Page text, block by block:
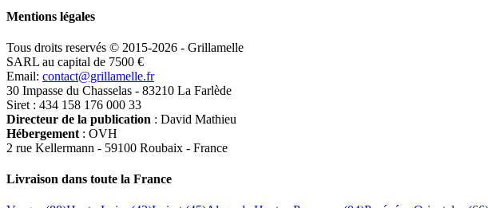
Mentions légales
Tous droits reservés © 2015-2026 - Grillamelle
SARL au capital de 7500 €
Email: contact@grillamelle.fr
30 Impasse du Chasselas - 83210 La Farlède
Siret : 434 158 176 000 33
Directeur de la publication : David Mathieu
Hébergement : OVH
2 rue Kellermann - 59100 Roubaix - France
Livraison dans toute la France